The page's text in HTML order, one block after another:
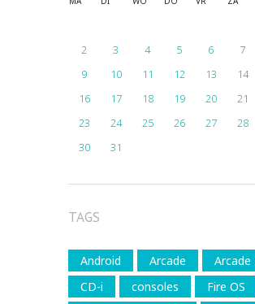
2
3 4 5 6 7
9
10 11 12 13 14
16
17 18 19 20 21
23
24 25 26 27 28
30
31
TAGS
Android Arcade
Arcade
CD-i
consoles
Fire OS